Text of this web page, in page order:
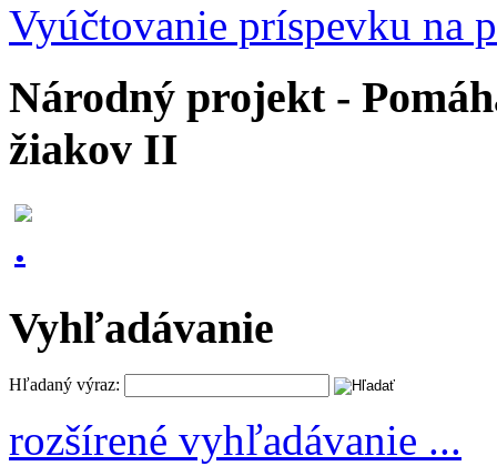
Vyúčtovanie príspevku na
Národný projekt -
žiakov II
Vyhľadávanie
Hľadaný výraz:
rozšírené vyhľadávanie ...